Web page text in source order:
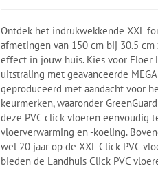
Ontdek het indrukwekkende XXL
afmetingen van 150 cm bij 30.5
effect in jouw huis. Kies voor Floer
uitstraling met geavanceerde
geproduceerd met aandacht voor
keurmerken, waaronder
deze PVC click vloeren eenvoudig
vloerverwarming en -koeling.
wel 20 jaar op de XXL Click PVC
bieden de Landhuis Click PVC